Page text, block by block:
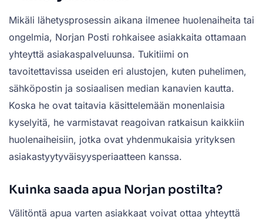
Mikäli lähetysprosessin aikana ilmenee huolenaiheita tai
ongelmia, Norjan Posti rohkaisee asiakkaita ottamaan
yhteyttä asiakaspalveluunsa. Tukitiimi on
tavoitettavissa useiden eri alustojen, kuten puhelimen,
sähköpostin ja sosiaalisen median kanavien kautta.
Koska he ovat taitavia käsittelemään monenlaisia
kyselyitä, he varmistavat reagoivan ratkaisun kaikkiin
huolenaiheisiin, jotka ovat yhdenmukaisia yrityksen
asiakastyytyväisyysperiaatteen kanssa.
Kuinka saada apua Norjan postilta?
Välitöntä apua varten asiakkaat voivat ottaa yhteyttä